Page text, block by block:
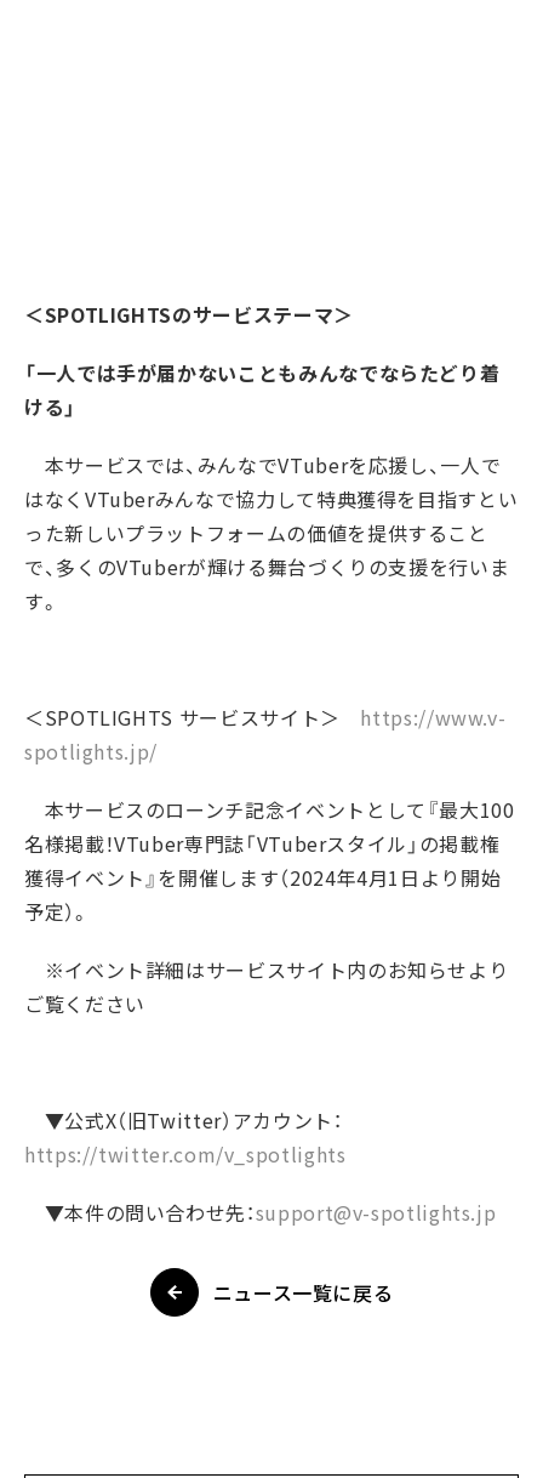
＜SPOTLIGHTSのサービステーマ＞
「一人では手が届かないこともみんなでならたどり着
ける」
本サービスでは、みんなでVTuberを応援し、一人で
はなくVTuberみんなで協力して特典獲得を目指すとい
った新しいプラットフォームの価値を提供すること
で、多くのVTuberが輝ける舞台づくりの支援を行いま
す。
＜SPOTLIGHTS サービスサイト＞ https://www.v-
spotlights.jp/
本サービスのローンチ記念イベントとして『最大100
名様掲載！VTuber専門誌「VTuberスタイル」の掲載権
獲得イベント』を開催します（2024年4月1日より開始
予定）。
※イベント詳細はサービスサイト内のお知らせより
ご覧ください
▼公式X（旧Twitter）アカウント：
https://twitter.com/v_spotlights
▼本件の問い合わせ先：support@v-spotlights.jp
ニュース一覧に戻る